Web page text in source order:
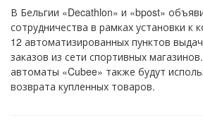
В Бельгии «Decathlon» и «bpost»
сотрудничества в рамках установки к
12 автоматизированных пунктов
заказов из сети спортивных
автоматы «Cubee» также будут
возврата купленных товаров.